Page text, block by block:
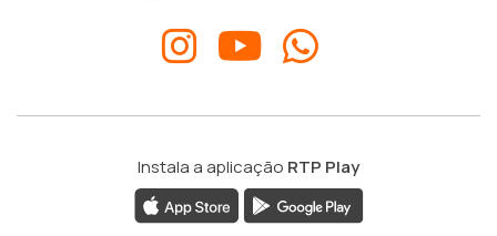
Instala a aplicação RTP Play